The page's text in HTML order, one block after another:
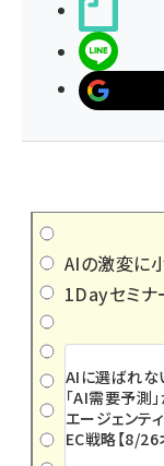
AIの激変に
1Dayセミナ
AIに選ばれな
「AI需要予測
エージェンテ
EC戦略【8/26